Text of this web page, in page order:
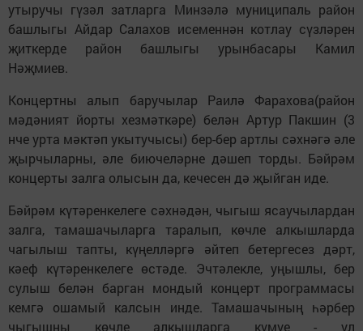
утыручы гүзәл затларга Минзәлә муниципаль район
башлыгы Айдар Салахов исеменнән котлау сүзләрен
җиткерде район башлыгы урынбасары Камил
Нәҗмиев.
Концертны алып баручылар Раилә Фарахова(район
мәдәният йорты хезмәткәре) белән Артур Пакшин (3
нче урта мәктәп укытучысы) бер-бер артлы сәхнәгә әле
җырчыларны, әле биючеләрне дәшеп торды. Бәйрәм
концерты залга олысын да, кечесен дә җыйган иде.
Бәйрәм күтәренкелеге сәхнәдән, чыгыш ясаучылардан
залга, тамашачыларга таралып, көчле алкышларда
чагылыш тапты, күңелләргә әйтеп бетергесез дәрт,
кәеф күтәренкелеге өстәде. Эчтәлекле, уңышлы, бер
сулыш белән барган мондый концерт программасы
кемгә ошамый калсын инде. Тамашачының һәрбер
чыгышны көчле алкышларга күмүе - ул